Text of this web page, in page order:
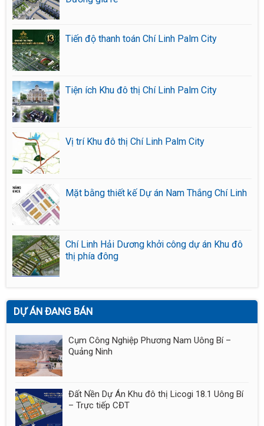
Tiến độ thanh toán Chí Linh Palm City
Tiện ích Khu đô thị Chí Linh Palm City
Vị trí Khu đô thị Chí Linh Palm City
Mặt bằng thiết kế Dự án Nam Thắng Chí Linh
Chí Linh Hải Dương khởi công dự án Khu đô
thị phía đông
DỰ ÁN ĐANG BÁN
Cụm Công Nghiệp Phương Nam Uông Bí –
Quảng Ninh
Đất Nền Dự Án Khu đô thị Licogi 18.1 Uông Bí
– Trực tiếp CĐT